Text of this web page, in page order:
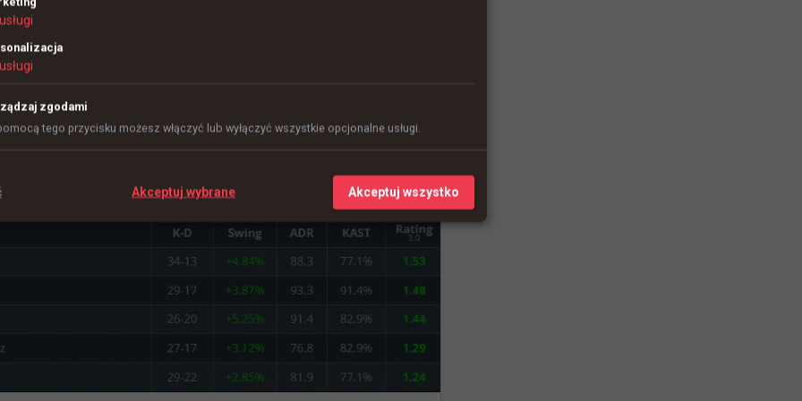
gładka przeprawa Polaków
usługi
usługi
zgodami
tego przycisku możesz włączyć lub wyłączyć wszystkie opcjonalne usługi.
Akceptuj wybrane Akceptuj wszystko